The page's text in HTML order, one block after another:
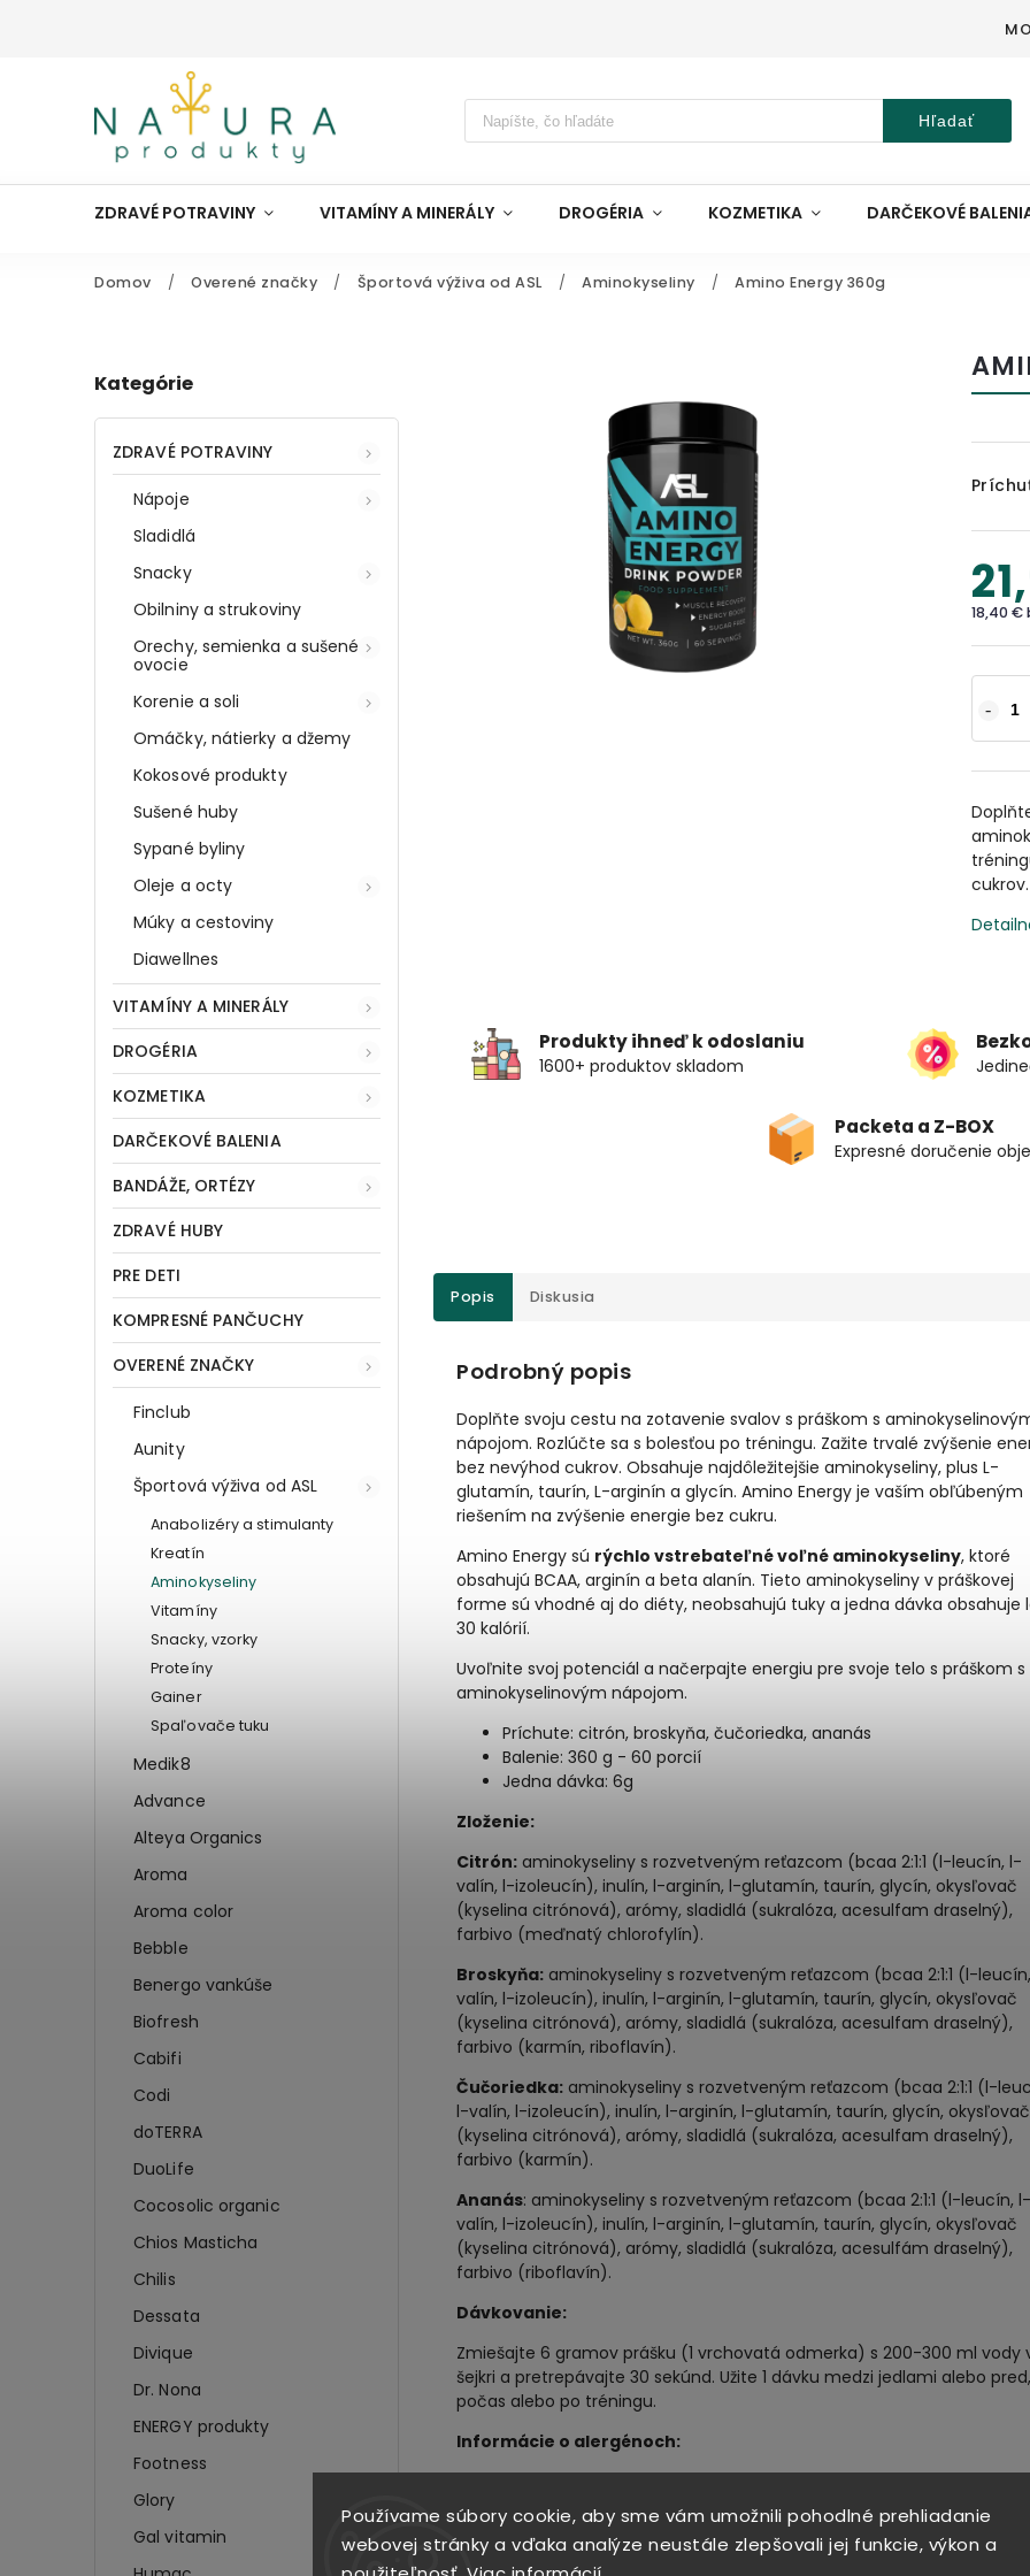
Používame súbory cookie, aby sme vám umožnili pohodlné prehliadanie
webovej stránky a vďaka analýze neustále zlepšovali jej funkcie, výkon a
Hľadať
ZDRAVÉ POTRAVINY VITAMÍNY A MINERÁLY DROGÉRIA KOZMETIKA DARČEKOVÉ
Domov / Overené značky / Športová výživa od ASL / Aminokyseliny / Amino Energy 360g
Kategórie
ZDRAVÉ POTRAVINY
Nápoje
Sladidlá
Snacky
Obilniny a strukoviny
Orechy, semienka a sušené
ovocie
Korenie a soli
Omáčky, nátierky a džemy
Kokosové produkty
Sušené huby
Sypané byliny
Oleje a octy
Múky a cestoviny
Diawellnes
VITAMÍNY A MINERÁLY
DROGÉRIA
KOZMETIKA
DARČEKOVÉ BALENIA
BANDÁŽE, ORTÉZY
ZDRAVÉ HUBY
PRE DETI
KOMPRESNÉ PANČUCHY
OVERENÉ ZNAČKY
Finclub
Aunity
Športová výživa od ASL
Anabolizéry a stimulanty
Kreatín
Aminokyseliny
Vitamíny
Snacky, vzorky
Proteíny
Gainer
Spaľovače tuku
Medik8
Advance
Alteya Organics
Aroma
Aroma color
Bebble
Benergo vankúše
Biofresh
Cabifi
Codi
doTERRA
DuoLife
Cocosolic organic
Chios Masticha
Chilis
Dessata
Divique
Dr. Nona
ENERGY produkty
Footness
Glory
Gal vitamin
18,40 €
cukrov.
Produkty ihneď k odoslaniu
1600+ produktov skladom
Packeta a Z-BOX
Expresné doručenie
Popis Diskusia
Podrobný popis
Doplňte svoju cestu na zotavenie svalov s práškom s
nápojom. Rozlúčte sa s bolesťou po tréningu. Zažite trvalé zvýšenie
bez nevýhod cukrov. Obsahuje najdôležitejšie aminokyseliny, plus L-
glutamín, taurín, L-arginín a glycín. Amino Energy je vaším obľúbeným
riešením na zvýšenie energie bez cukru.
Amino Energy sú rýchlo vstrebateľné voľné aminokyseliny, ktoré
obsahujú BCAA, arginín a beta alanín. Tieto aminokyseliny v práškovej
forme sú vhodné aj do diéty, neobsahujú tuky a jedna dávka obsahuje
30 kalórií.
Uvoľnite svoj potenciál a načerpajte energiu pre svoje telo s práškom s
aminokyselinovým nápojom.
Príchute: citrón, broskyňa, čučoriedka, ananás
Balenie: 360 g - 60 porcií
Jedna dávka: 6g
Zloženie:
Citrón: aminokyseliny s rozvetveným reťazcom (bcaa 2:1:1 (l-leucín, l-
valín, l-izoleucín), inulín, l-arginín, l-glutamín, taurín, glycín, okysľovač
(kyselina citrónová), arómy, sladidlá (sukralóza, acesulfam draselný),
farbivo (meďnatý chlorofylín).
Broskyňa: aminokyseliny s rozvetveným reťazcom (bcaa 2:1:1 (l-
valín, l-izoleucín), inulín, l-arginín, l-glutamín, taurín, glycín, okysľovač
(kyselina citrónová), arómy, sladidlá (sukralóza, acesulfam draselný),
farbivo (karmín, riboflavín).
Čučoriedka: aminokyseliny s rozvetveným reťazcom (bcaa 2:1:1 (l-
l-valín, l-izoleucín), inulín, l-arginín, l-glutamín, taurín, glycín, okysľovač
(kyselina citrónová), arómy, sladidlá (sukralóza, acesulfam draselný),
farbivo (karmín).
Ananás: aminokyseliny s rozvetveným reťazcom (bcaa 2:1:1 (l-leucín, l-
valín, l-izoleucín), inulín, l-arginín, l-glutamín, taurín, glycín, okysľovač
(kyselina citrónová), arómy, sladidlá (sukralóza, acesulfám draselný),
farbivo (riboflavín).
Dávkovanie:
Zmiešajte 6 gramov prášku (1 vrchovatá odmerka) s 200-300 ml vody
šejkri a pretrepávajte 30 sekúnd. Užite 1 dávku medzi jedlami alebo pred,
počas alebo po tréningu.
Informácie o alergénoch:
Podmienky skladovania:
Uchovávajte mimo dosahu detí. fľašu uchovávajte tesne uzavretú pri